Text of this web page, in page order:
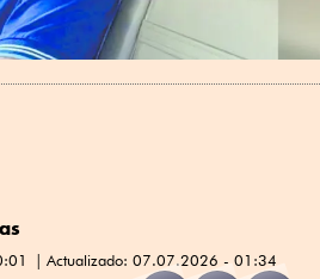
Actualizado: 07.07.2026 - 01:34